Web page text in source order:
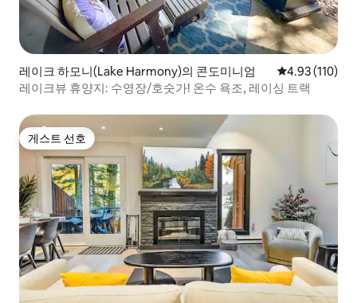
레이크 하모니(Lake Harmony)의 콘도미니엄 평점 4.93점(5
4.93 (110)
레이크뷰 휴양지: 수영장/호숫가! 온수 욕조, 레이싱 트랙
게스트 선호
게스트 선호